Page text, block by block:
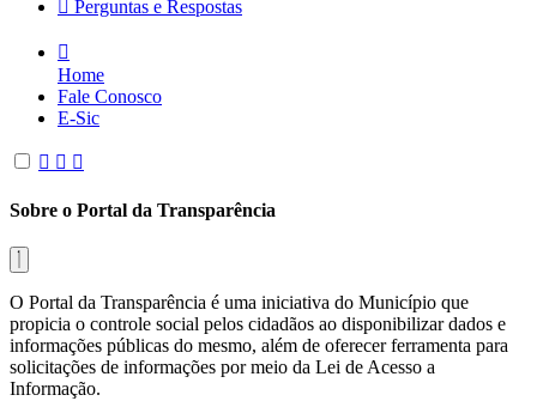
Perguntas e Respostas
Home
Fale Conosco
E-Sic
Sobre o Portal da Transparência
O Portal da Transparência é uma iniciativa do Município que
propicia o controle social pelos cidadãos ao disponibilizar dados e
informações públicas do mesmo, além de oferecer ferramenta para
solicitações de informações por meio da Lei de Acesso a
Informação.